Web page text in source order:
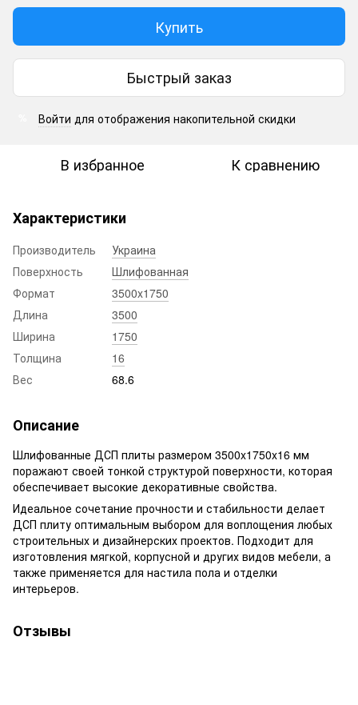
Купить
Быстрый заказ
Войти для отображения накопительной скидки
В избранное К сравнению
Характеристики
Производитель
Украина
Поверхность
Шлифованная
Формат
3500x1750
Длина
3500
Ширина
1750
Толщина
16
Вес
68.6
Описание
Шлифованные ДСП плиты размером 3500x1750x16 мм
поражают своей тонкой структурой поверхности, которая
обеспечивает высокие декоративные свойства.
Идеальное сочетание прочности и стабильности делает
ДСП плиту оптимальным выбором для воплощения любых
строительных и дизайнерских проектов. Подходит для
изготовления мягкой, корпусной и других видов мебели, а
также применяется для настила пола и отделки
интерьеров.
Отзывы